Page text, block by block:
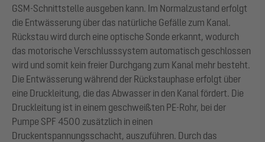
GSM-Schnittstelle ausgeben kann. Im Normalzustand erfolgt
die Entwässerung über das natürliche Gefälle zum Kanal.
Rückstau wird durch eine optische Sonde erkannt, wodurch
das motorische Verschlusssystem automatisch geschlossen
wird und somit kein freier Durchgang zum Kanal mehr besteht.
Die Entwässerung während der Rückstauphase erfolgt über
eine Druckleitung, die das Abwasser in den Kanal fördert. Die
Druckleitung ist in einem geschweißten PE-Rohr, bei der
Pumpe SPF 4500 zusätzlich in einen
Druckentspannungsschacht, auszuführen. Durch das